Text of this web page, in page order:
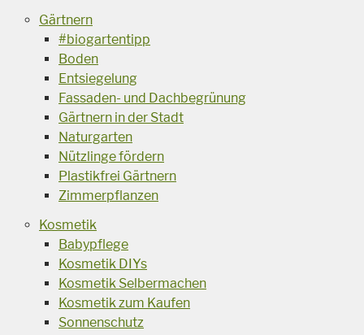
Gärtnern
#biogartentipp
Boden
Entsiegelung
Fassaden- und Dachbegrünung
Gärtnern in der Stadt
Naturgarten
Nützlinge fördern
Plastikfrei Gärtnern
Zimmerpflanzen
Kosmetik
Babypflege
Kosmetik DIYs
Kosmetik Selbermachen
Kosmetik zum Kaufen
Sonnenschutz